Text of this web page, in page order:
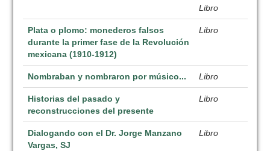
Libro
Plata o plomo: monederos falsos
durante la primer fase de la Revolución
mexicana (1910-1912)
Libro
Nombraban y nombraron por músico... Libro
Historias del pasado y
reconstrucciones del presente
Libro
Dialogando con el Dr. Jorge Manzano
Vargas, SJ
Libro